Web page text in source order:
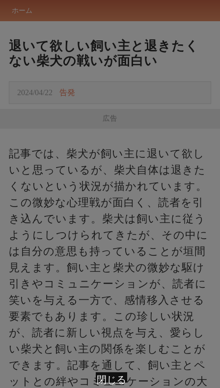
ホーム
退いて欲しい飼い主と退きたく
ない柴犬の戦いが面白い
2024/04/22 告発
広告
記事では、柴犬が飼い主に退いて欲し
いと思っているが、柴犬自体は退きた
くないという状況が描かれています。
この微妙な心理戦が面白く、読者を引
き込んでいます。柴犬は飼い主に従う
ようにしつけられてきたが、その中に
は自分の意思も持っていることが垣間
見えます。飼い主と柴犬の微妙な駆け
引きやコミュニケーションが、読者に
笑いを与える一方で、感情移入させる
要素でもあります。この珍しい状況
が、読者に新しい視点を与え、愛らし
い柴犬と飼い主の関係を楽しむことが
できます。記事を通して、飼い主とペ
ットとの絆やコミュニケーションの大
閉じる